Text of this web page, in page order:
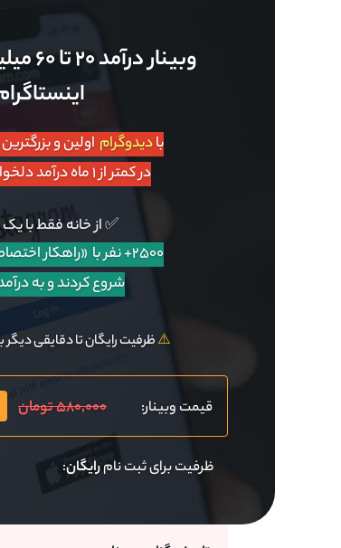
وبینار
بادیدوگرام اولین و
در کمتر از ۱ ماه درآمد دلخواهت رو داری
✅ از خانه فقط با
۲۵۰۰+ نفر با «راهکار اختصاصی»
شروع کردند و به
⚠️ظرفیت رایگان تا دقایقی دیگر
قیمت وبینار: ۵۸۰,۰۰۰ تومان
ظرفیت برای ثبت نامرایگان: